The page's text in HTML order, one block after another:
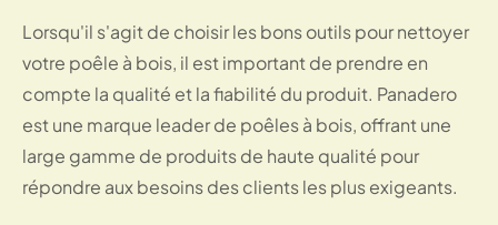
Lorsqu'il s'agit de choisir les bons outils pour nettoyer
votre poêle à bois, il est important de prendre en
compte la qualité et la fiabilité du produit. Panadero
est une marque leader de poêles à bois, offrant une
large gamme de produits de haute qualité pour
répondre aux besoins des clients les plus exigeants.